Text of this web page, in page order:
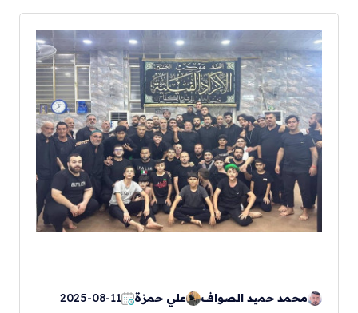
محمد حميد الصواف علي حمزة 2025-08-11